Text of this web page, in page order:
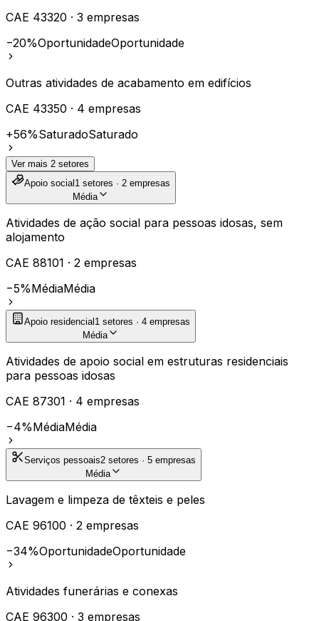
CAE 43320 · 3 empresas
−20%OportunidadeOportunidade
Outras atividades de acabamento em edifícios
CAE 43350 · 4 empresas
+56%SaturadoSaturado
Ver mais 2 setores
Apoio social1 setores · 2 empresas
Média
Atividades de ação social para pessoas idosas, sem
alojamento
CAE 88101 · 2 empresas
−5%MédiaMédia
Apoio residencial1 setores · 4 empresas
Média
Atividades de apoio social em estruturas residenciais
para pessoas idosas
CAE 87301 · 4 empresas
−4%MédiaMédia
Serviços pessoais2 setores · 5 empresas
Média
Lavagem e limpeza de têxteis e peles
CAE 96100 · 2 empresas
−34%OportunidadeOportunidade
Atividades funerárias e conexas
CAE 96300 · 3 empresas